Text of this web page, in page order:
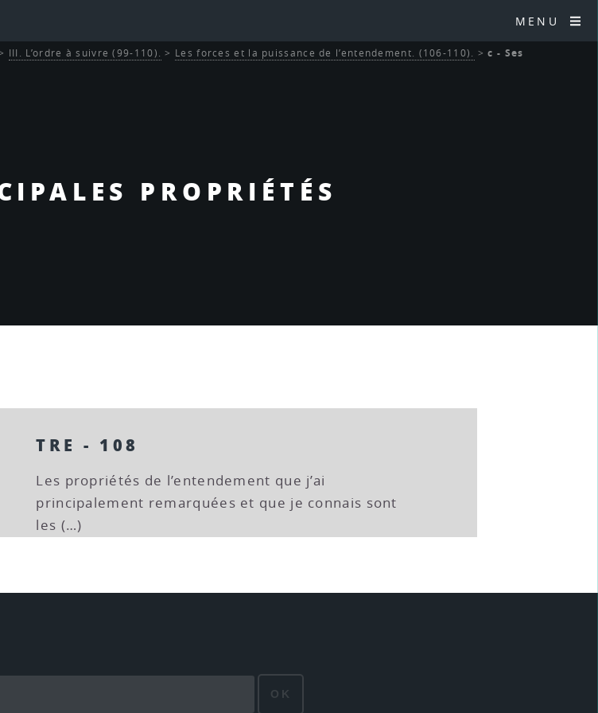
MENU
PROPRIÉTÉS
III. L’ordre à suivre (99-110). > Les forces et la puissance de l’entendement. (106-110). >c - Ses
TRE - 108
Les propriétés de l’entendement que j’ai
principalement remarquées et que je connais sont
les (…)
OK